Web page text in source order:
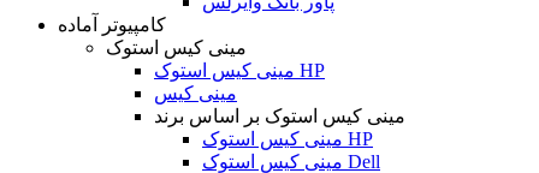
کامپیوتر آماده
مینی کیس استوک
مینی کیس استوک HP
مینی کیس
مینی کیس استوک بر اساس برند
مینی کیس استوک HP
مینی کیس استوک Dell